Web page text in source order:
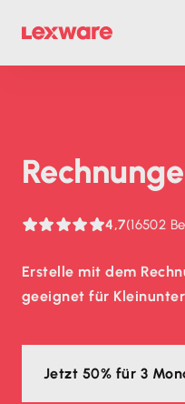
4,7(16502
Erstelle mit dem
geeignet für
Jetzt 50% für 3